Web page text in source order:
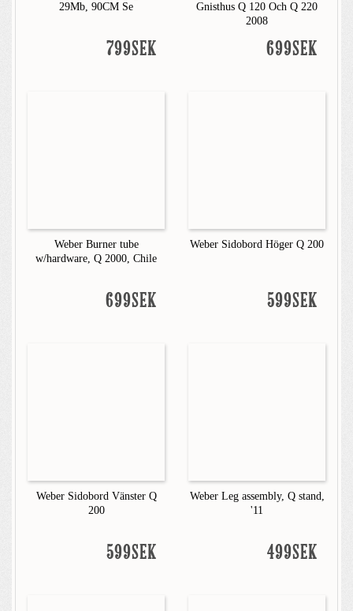
29Mb, 90CM Se
799SEK
Gnisthus Q 120 Och Q 220
2008
699SEK
Weber Burner tube
w/hardware, Q 2000, Chile
699SEK
Weber Sidobord Höger Q 200
599SEK
Weber Sidobord Vänster Q
200
599SEK
Weber Leg assembly, Q stand,
'11
499SEK